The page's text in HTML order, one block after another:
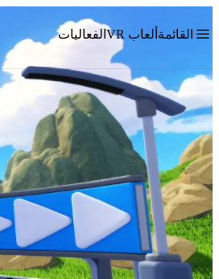
القائمة ألعاب VR الفعاليات